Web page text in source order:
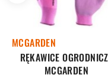
MCGARDEN
RĘKAWICE
MCGARDEN